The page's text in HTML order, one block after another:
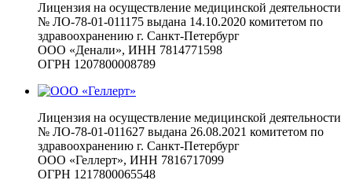
Лицензия на осуществление медицинской деятельности
№ ЛО-78-01-011175 выдана 14.10.2020 комитетом по
здравоохранению г. Санкт-Петербург
ООО «Денали», ИНН 7814771598
ОГРН 1207800008789
Лицензия на осуществление медицинской деятельности
№ ЛО-78-01-011627 выдана 26.08.2021 комитетом по
здравоохранению г. Санкт-Петербург
ООО «Геллерт», ИНН 7816717099
ОГРН 1217800065548